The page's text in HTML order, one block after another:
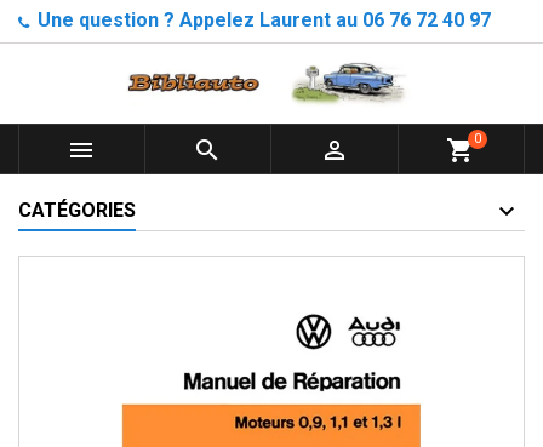
Une question ? Appelez Laurent au 06 76 72 40 97
   shopping_cart0
CATÉGORIES